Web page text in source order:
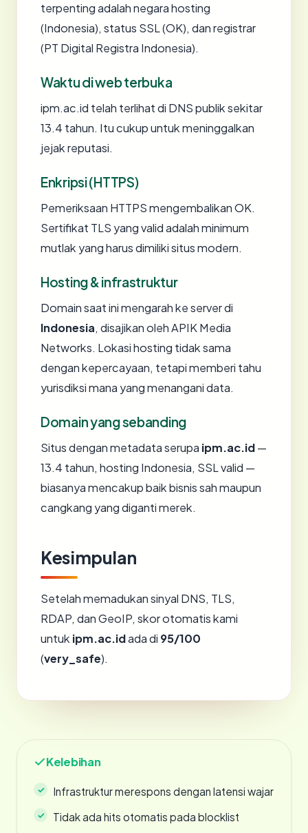
terpenting adalah negara hosting
(Indonesia), status SSL (OK), dan registrar
(PT Digital Registra Indonesia).
Waktu di web terbuka
ipm.ac.id telah terlihat di DNS publik sekitar
13.4 tahun. Itu cukup untuk meninggalkan
jejak reputasi.
Enkripsi (HTTPS)
Pemeriksaan HTTPS mengembalikan OK.
Sertifikat TLS yang valid adalah minimum
mutlak yang harus dimiliki situs modern.
Hosting & infrastruktur
Domain saat ini mengarah ke server di
Indonesia, disajikan oleh APIK Media
Networks. Lokasi hosting tidak sama
dengan kepercayaan, tetapi memberi tahu
yurisdiksi mana yang menangani data.
Domain yang sebanding
Situs dengan metadata serupa ipm.ac.id—
13.4 tahun, hosting Indonesia, SSL valid —
biasanya mencakup baik bisnis sah maupun
cangkang yang diganti merek.
Kesimpulan
Setelah memadukan sinyal DNS, TLS,
RDAP, dan GeoIP, skor otomatis kami
untuk ipm.ac.idada di 95/100
(very_safe).
Kelebihan
Infrastruktur merespons dengan latensi wajar
Tidak ada hits otomatis pada blocklist